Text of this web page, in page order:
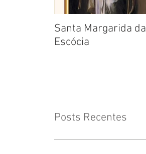
Santa Margarida da
Escócia
Posts Recentes